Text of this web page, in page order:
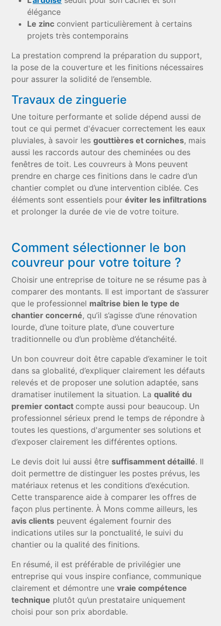
élégance
Le zinc convient particulièrement à certains
projets très contemporains
La prestation comprend la préparation du support,
la pose de la couverture et les finitions nécessaires
pour assurer la solidité de l’ensemble.
Travaux de zinguerie
Une toiture performante et solide dépend aussi de
tout ce qui permet d'évacuer correctement les eaux
pluviales, à savoir lesgouttières et corniches, mais
aussi les raccords autour des cheminées ou des
fenêtres de toit. Les couvreurs à Mons peuvent
prendre en charge ces finitions dans le cadre d’un
chantier complet ou d’une intervention ciblée. Ces
éléments sont essentiels pouréviter les infiltrations
et prolonger la durée de vie de votre toiture.
Comment sélectionner le bon
couvreur pour votre toiture ?
Choisir une entreprise de toiture ne se résume pas à
comparer des montants. Il est important de s’assurer
que le professionnel maîtrise bien le type de
chantier concerné, qu’il s’agisse d’une rénovation
lourde, d’une toiture plate, d’une couverture
traditionnelle ou d’un problème d’étanchéité.
Un bon couvreur doit être capable d’examiner le toit
dans sa globalité, d’expliquer clairement les défauts
relevés et de proposer une solution adaptée, sans
dramatiser inutilement la situation. Laqualité du
premier contact compte aussi pour beaucoup. Un
professionnel sérieux prend le temps de répondre à
toutes les questions, d'argumenter ses solutions et
d’exposer clairement les différentes options.
Le devis doit lui aussi êtresuffisamment détaillé. Il
doit permettre de distinguer les postes prévus, les
matériaux retenus et les conditions d’exécution.
Cette transparence aide à comparer les offres de
façon plus pertinente. À Mons comme ailleurs, les
avis clients peuvent également fournir des
indications utiles sur la ponctualité, le suivi du
chantier ou la qualité des finitions.
En résumé, il est préférable de privilégier une
entreprise qui vous inspire confiance, communique
clairement et démontre unevraie compétence
technique plutôt qu’un prestataire uniquement
choisi pour son prix abordable.